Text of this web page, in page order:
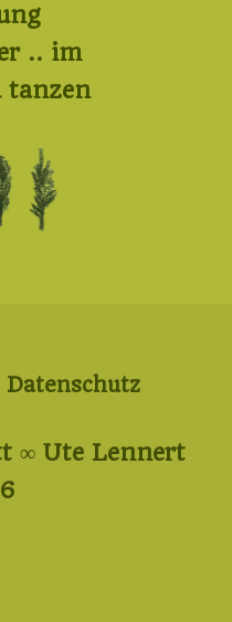
.. im
tanzen
Datenschutz
∞ Ute Lennert